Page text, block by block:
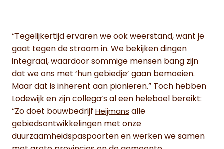
“Tegelijkertijd ervaren we ook weerstand, want je
gaat tegen de stroom in. We bekijken dingen
integraal, waardoor sommige mensen bang zijn
dat we ons met ‘hun gebiedje’ gaan bemoeien.
Maar dat is inherent aan pionieren.” Toch hebben
Lodewijk en zijn collega’s al een heleboel bereikt:
“Zo doet bouwbedrijf Heijmans alle
gebiedsontwikkelingen met onze
duurzaamheidspaspoorten en werken we samen